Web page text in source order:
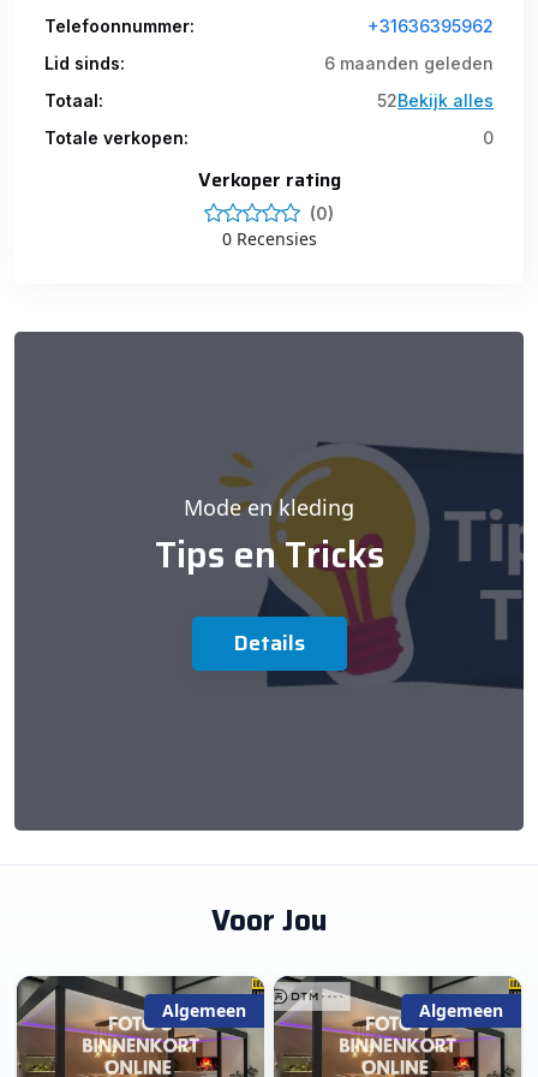
Telefoonnummer:
+31636395962
Lid sinds:
6 maanden geleden
Totaal:
52Bekijk alles
Totale verkopen:
0
Verkoper rating
(0)
0 Recensies
Mode en kleding
Tips en Tricks
Details
Voor Jou
Algemeen Algemeen